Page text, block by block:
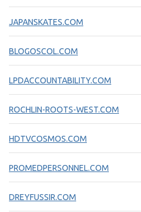
JAPANSKATES.COM
BLOGOSCOL.COM
LPDACCOUNTABILITY.COM
ROCHLIN-ROOTS-WEST.COM
HDTVCOSMOS.COM
PROMEDPERSONNEL.COM
DREYFUSSIR.COM